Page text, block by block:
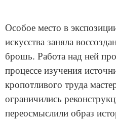
Особое место в
искусства заняла
брошь. Работа над ней
процессе изучения
кропотливого труда
ограничились
переосмыслили образ